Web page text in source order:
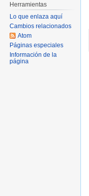
Herramientas
Lo que enlaza aquí
Cambios relacionados
Atom
Páginas especiales
Información de la
página